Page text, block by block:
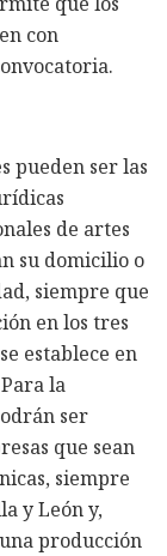
con
pueden ser las
de artes
su domicilio o
siempre que
en los tres
establece en
la
ser
que sean
siempre
y León y,
producción